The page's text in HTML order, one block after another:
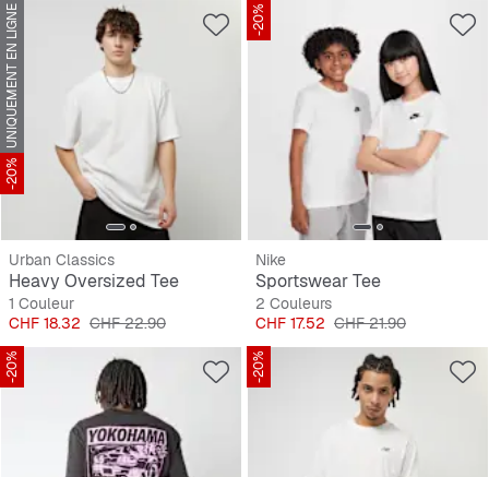
UNIQUEMENT EN LIGNE
-20%
Urban Classics
Heavy Oversized Tee
1 Couleur
Prix
CHF 18.32 Prix original
CHF 22.90
-20%
Nike
Sportswear Tee
2 Couleurs
Prix
CHF 17.52 Prix original
CHF 21.90
-20% -20%